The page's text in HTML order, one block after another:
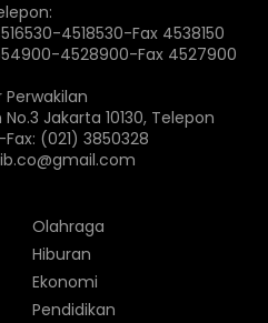
4518530-Fax 4538150
4528900-Fax 4527900
Perwakilan
Jakarta 10130, Telepon
(021) 3850328
Olahraga
Hiburan
Ekonomi
Pendidikan